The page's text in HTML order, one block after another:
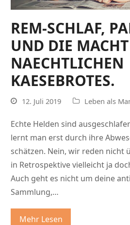
REM-SCHLAF,
UND DIE MACHT
NAECHTLICHEN
KAESEBROTES.
12. Juli 2019 Leben als
Echte Helden sind
lernt man erst durch ihre
schätzen. Nein, wir reden nicht
in Retrospektive vielleicht ja
Auch geht es nicht um deine
Sammlung,…
Mehr Lesen